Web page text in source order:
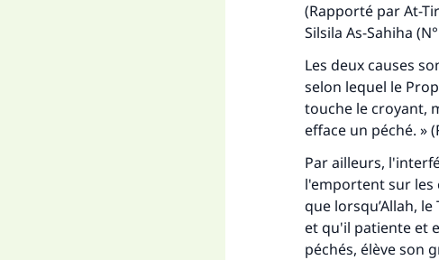
(Rapporté par At-
Silsila As-Sahiha
Les deux causes
selon lequel le
touche le croyant,
efface un péché. »
Par ailleurs,
l'emportent sur
que lorsqu’Allah,
et qu'il patiente et
péchés, élève son